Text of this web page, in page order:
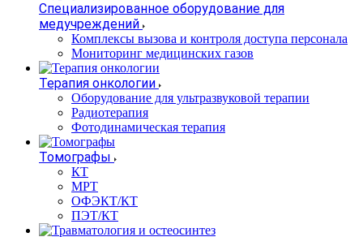
Специализированное оборудование для
медучреждений
Комплексы вызова и контроля доступа персонала
Мониторинг медицинских газов
Терапия онкологии
Оборудование для ультразвуковой терапии
Радиотерапия
Фотодинамическая терапия
Томографы
КТ
МРТ
ОФЭКТ/КТ
ПЭТ/КТ